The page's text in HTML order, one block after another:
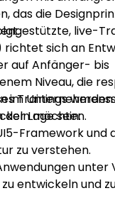
das die
live-
sich an
auf Anfänger- bis
Niveau, die
im
möchten.
Trainings
Lage sein:
Framework und
zu verstehen.
unter
entwickeln und